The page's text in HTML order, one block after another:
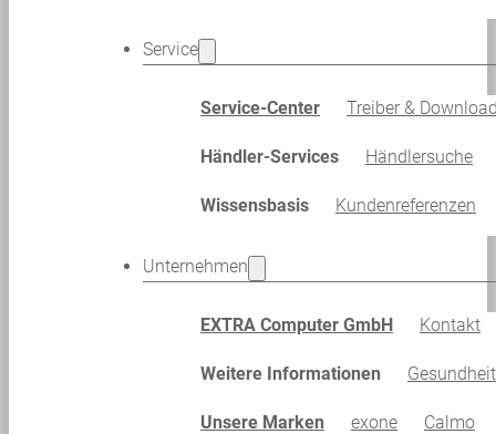
Service
Service-Center Treiber &
Händler-Services Händlersuche
Wissensbasis Kundenreferenzen
Unternehmen
EXTRA Computer GmbH Kontakt
Weitere Informationen
Unsere Marken exone Calmo